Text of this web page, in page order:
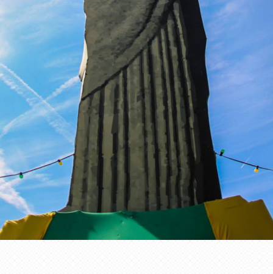
PRODUCTEN
MATERIALEN
DIENSTEN
OVER ONS
CONTACT
WEBSHOP